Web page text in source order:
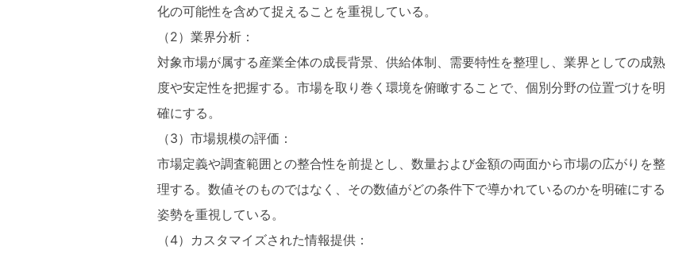
化の可能性を含めて捉えることを重視している。
（2）業界分析：
対象市場が属する産業全体の成長背景、供給体制、需要特性を整理し、業界としての成熟
度や安定性を把握する。市場を取り巻く環境を俯瞰することで、個別分野の位置づけを明
確にする。
（3）市場規模の評価：
市場定義や調査範囲との整合性を前提とし、数量および金額の両面から市場の広がりを整
理する。数値そのものではなく、その数値がどの条件下で導かれているのかを明確にする
姿勢を重視している。
（4）カスタマイズされた情報提供：